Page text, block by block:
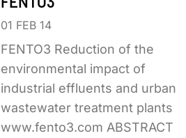
01 FEB 14
FENTO3 Reduction of the
environmental impact of
industrial effluents and urban
wastewater treatment plants
www.fento3.com ABSTRACT